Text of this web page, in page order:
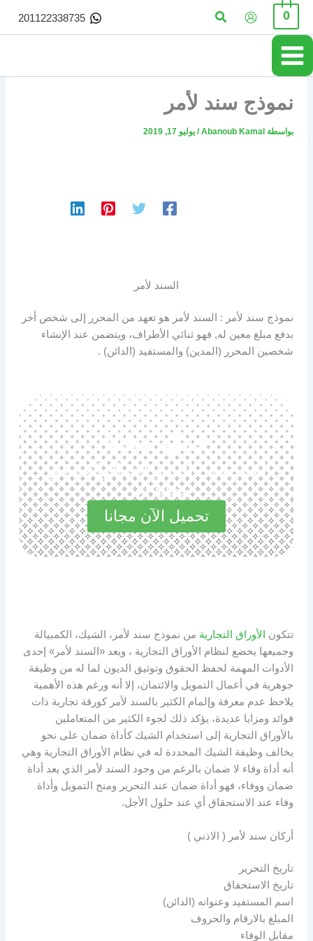
تخطي
المحتوى
0 البحث 201122338735
نموذج سند لأمر
بواسطة Abanoub Kamal
/ يوليو 17, 2019
السند لأمر
نموذج سند لأمر : السند لأمر هو تعهد من المحرر إلى شخص أخر
بدفع مبلغ معين له, فهو ثنائي الأطراف، ويتضمن عند الإنشاء
شخصين المحرر (المدين) والمستفيد (الدائن) .
حمل مجانا
استكشف المميزات الرائعة في
مجاناً الآن
تحميل الآن مجانا
تتكون الأوراق التجارية من نموذج سند لأمر، الشيك، الكمبيالة
وجميعها يخضع لنظام الأوراق التجارية ، ويعد «السند لأمر» إحدى
الأدوات المهمة لحفظ الحقوق وتوثيق الديون لما له من وظيفة
جوهرية في أعمال التمويل والائتمان، إلا أنه ورغم هذه الأهمية
يلاحظ عدم معرفة وإلمام الكثير بالسند لأمر كورقة تجارية ذات
فوائد ومزايا عديدة، يؤكد ذلك لجوء الكثير من المتعاملين
بالأوراق التجارية إلى استخدام الشيك كأداة ضمان على نحو
يخالف وظيفة الشيك المحددة له في نظام الأوراق التجارية وهي
أنه أداة وفاء لا ضمان بالرغم من وجود السند لأمر الذي يعد أداة
ضمان ووفاء، فهو أداة ضمان عند التحرير ومنح التمويل وأداة
وفاء عند الاستحقاق أي عند حلول الأجل.
أركان سند لأمر ( الاذني )
تاريخ التحرير
تاريخ الاستحقاق
اسم المستفيد وعنوانه (الدائن)
المبلغ بالارقام والحروف
مقابل الوفاء